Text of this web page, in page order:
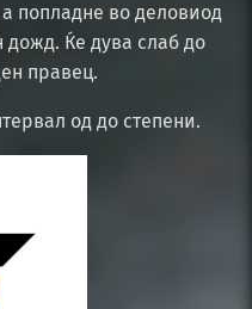
попладне во деловиод
дожд. Ќе дува слаб до
правец.
од до степени.